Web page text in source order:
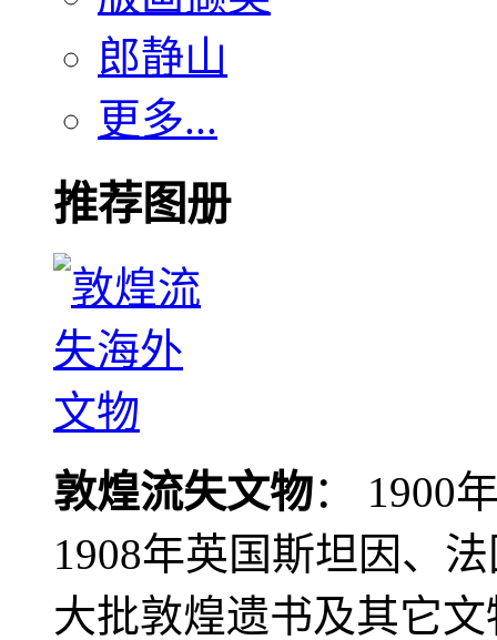
郎静山
更多...
推荐图册
敦煌流失文物： 1900
1908年英国斯坦因、
大批敦煌遗书及其它